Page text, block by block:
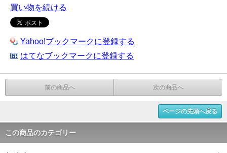
買い物を続ける
Yahoo!ブックマークに登録する
はてなブックマークに登録する
前の商品へ 次の商品へ
ページの先頭へ戻る
この商品のカテゴリー